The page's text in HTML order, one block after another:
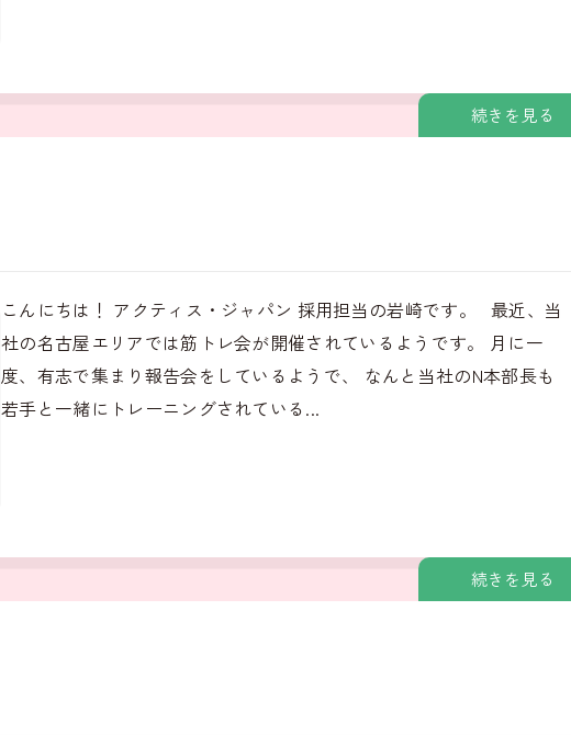
続きを見る
こんにちは！ アクティス・ジャパン 採用担当の岩崎です。 最近、当
社の名古屋エリアでは筋トレ会が開催されているようです。 月に一
度、有志で集まり報告会をしているようで、 なんと当社のN本部長も
若手と一緒にトレーニングされている...
続きを見る